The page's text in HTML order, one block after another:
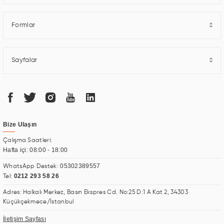
Formlar
Sayfalar
Bize Ulaşın
Çalışma Saatleri:
Hafta içi: 08:00 - 18:00
WhatsApp Destek:05302389557
Tel: 0212 293 58 26
Adres: Halkalı Merkez, Basın Ekspres Cd. No:25 D:1 A Kat 2, 34303
Küçükçekmece/İstanbul
İletişim Sayfası